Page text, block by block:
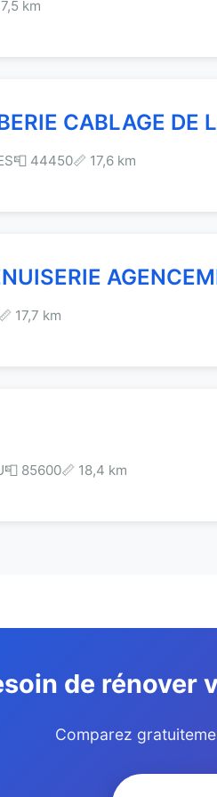
km
CABLAGE DE
📮 44450📏 17,6 km
📏 17,7 km
📮 85600📏 18,4 km
de rénover
Comparez